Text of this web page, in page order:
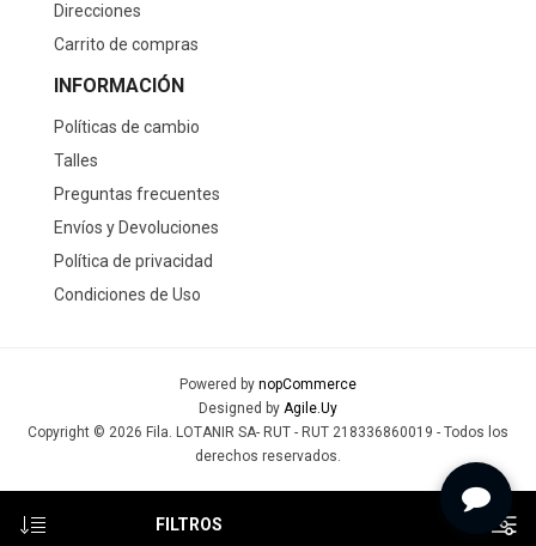
FILTROS
Direcciones
Carrito de compras
INFORMACIÓN
Políticas de cambio
Talles
Preguntas frecuentes
Envíos y Devoluciones
Política de privacidad
Condiciones de Uso
Powered by nopCommerce
Designed by Agile.Uy
Copyright © 2026 Fila. LOTANIR SA- RUT - RUT 218336860019 - Todos los
derechos reservados.